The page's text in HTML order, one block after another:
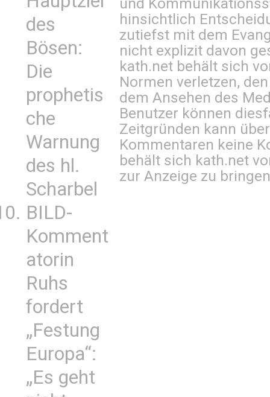
des
Bösen:
Die
prophetis
che
Warnung
des hl.
Scharbel
BILD-
Komment
atorin
Ruhs
fordert
„Festung
Europa“:
„Es geht
hinsichtlich
zutiefst mit dem
nicht explizit davon
kath.net behält sich
Normen verletzen,
dem Ansehen des
Benutzer können
Zeitgründen kann
Kommentaren keine
behält sich kath.net
zur Anzeige zu